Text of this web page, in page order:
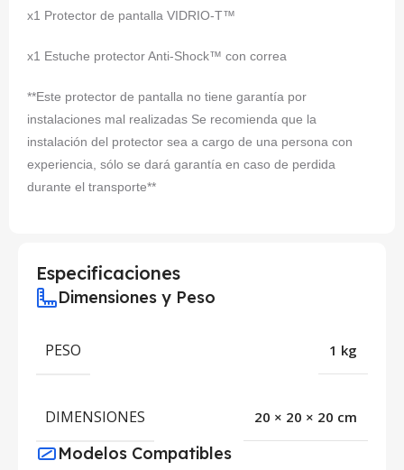
x1 Protector de pantalla VIDRIO-T™
x1 Estuche protector Anti-Shock™ con correa
**Este protector de pantalla no tiene garantía por
instalaciones mal realizadas Se recomienda que la
instalación del protector sea a cargo de una persona con
experiencia, sólo se dará garantía en caso de perdida
durante el transporte**
Especificaciones
Dimensiones y Peso
PESO 1 kg
DIMENSIONES 20 × 20 × 20 cm
Modelos Compatibles